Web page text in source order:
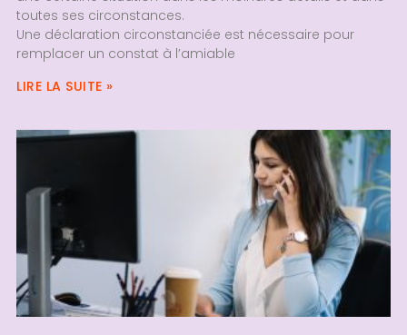
toutes ses circonstances.
Une déclaration circonstanciée est nécessaire pour
remplacer un constat à l’amiable
LIRE LA SUITE »